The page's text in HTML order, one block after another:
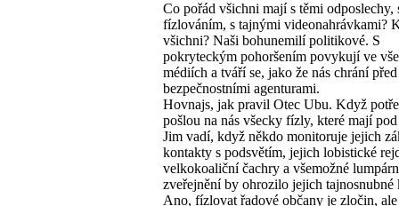
Co pořád všichni mají s těmi odposlechy,
fízlováním, s tajnými videonahrávkami?
všichni? Naši bohunemilí politikové. S
pokryteckým pohoršením povykují ve
médiích a tváří se, jako že nás chrání
bezpečnostními agenturami.
Hovnajs, jak pravil Otec Ubu. Když
pošlou na nás všecky fízly, které mají
Jim vadí, když někdo monitoruje jejich
kontakty s podsvětím, jejich lobistické
velkokoaliční čachry a všemožné
zveřejnění by ohrozilo jejich tajnosnubné
Ano, fízlovat řadové občany je zločin, ale